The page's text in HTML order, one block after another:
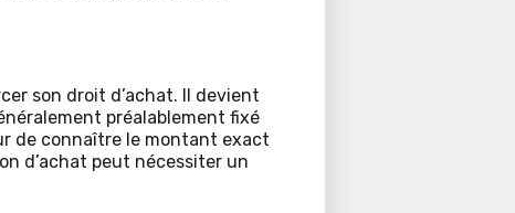
son droit d’achat. Il devient
préalablement fixé
de connaître le montant exact
d’achat peut nécessiter un